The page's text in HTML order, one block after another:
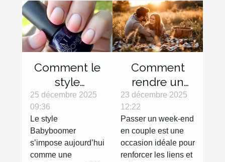
Comment le
style
Babyboomer
révolutionne-
t-il les
tendances
manucures ?
25 décembre 2025
09:36
Le style
Babyboomer
s’impose aujourd’hui
comme une
Comment
rendre un
week-end en
couple
inoubliable ?
23 décembre 2025
12:22
Passer un week-end
en couple est une
occasion idéale pour
renforcer les liens et